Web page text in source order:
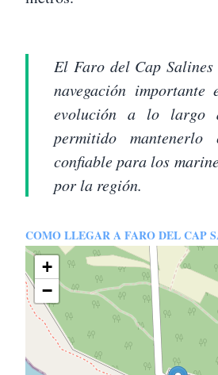
El Faro del Cap
navegación
evolución a lo largo
permitido
confiable para los
por la región.
COMO LLEGAR A FARO DEL CAP
+
−